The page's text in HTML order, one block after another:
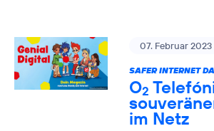
07. Februar 2023
SAFER INTERNET
O2
im Netz